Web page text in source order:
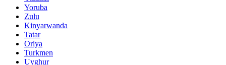
Yoruba
Zulu
Kinyarwanda
Tatar
Oriya
Turkmen
Uyghur